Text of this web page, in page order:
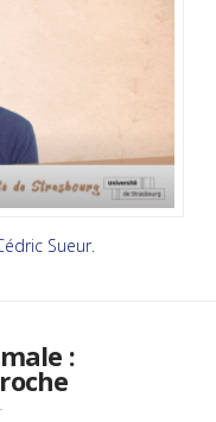
Sueur.
: